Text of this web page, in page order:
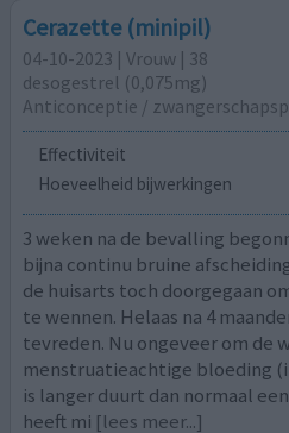
Cerazette (minipil)
04-10-2023 | Vrouw | 38
desogestrel (0,075mg)
Anticonceptie /
Effectiviteit
Hoeveelheid bijwerkingen
3 weken na de bevalling
bijna continu bruine
de huisarts toch doorgegaan
te wennen. Helaas na 4
tevreden. Nu ongeveer om de
menstruatieachtige bloeding
is langer duurt dan normaal
heeft mi [lees meer...]